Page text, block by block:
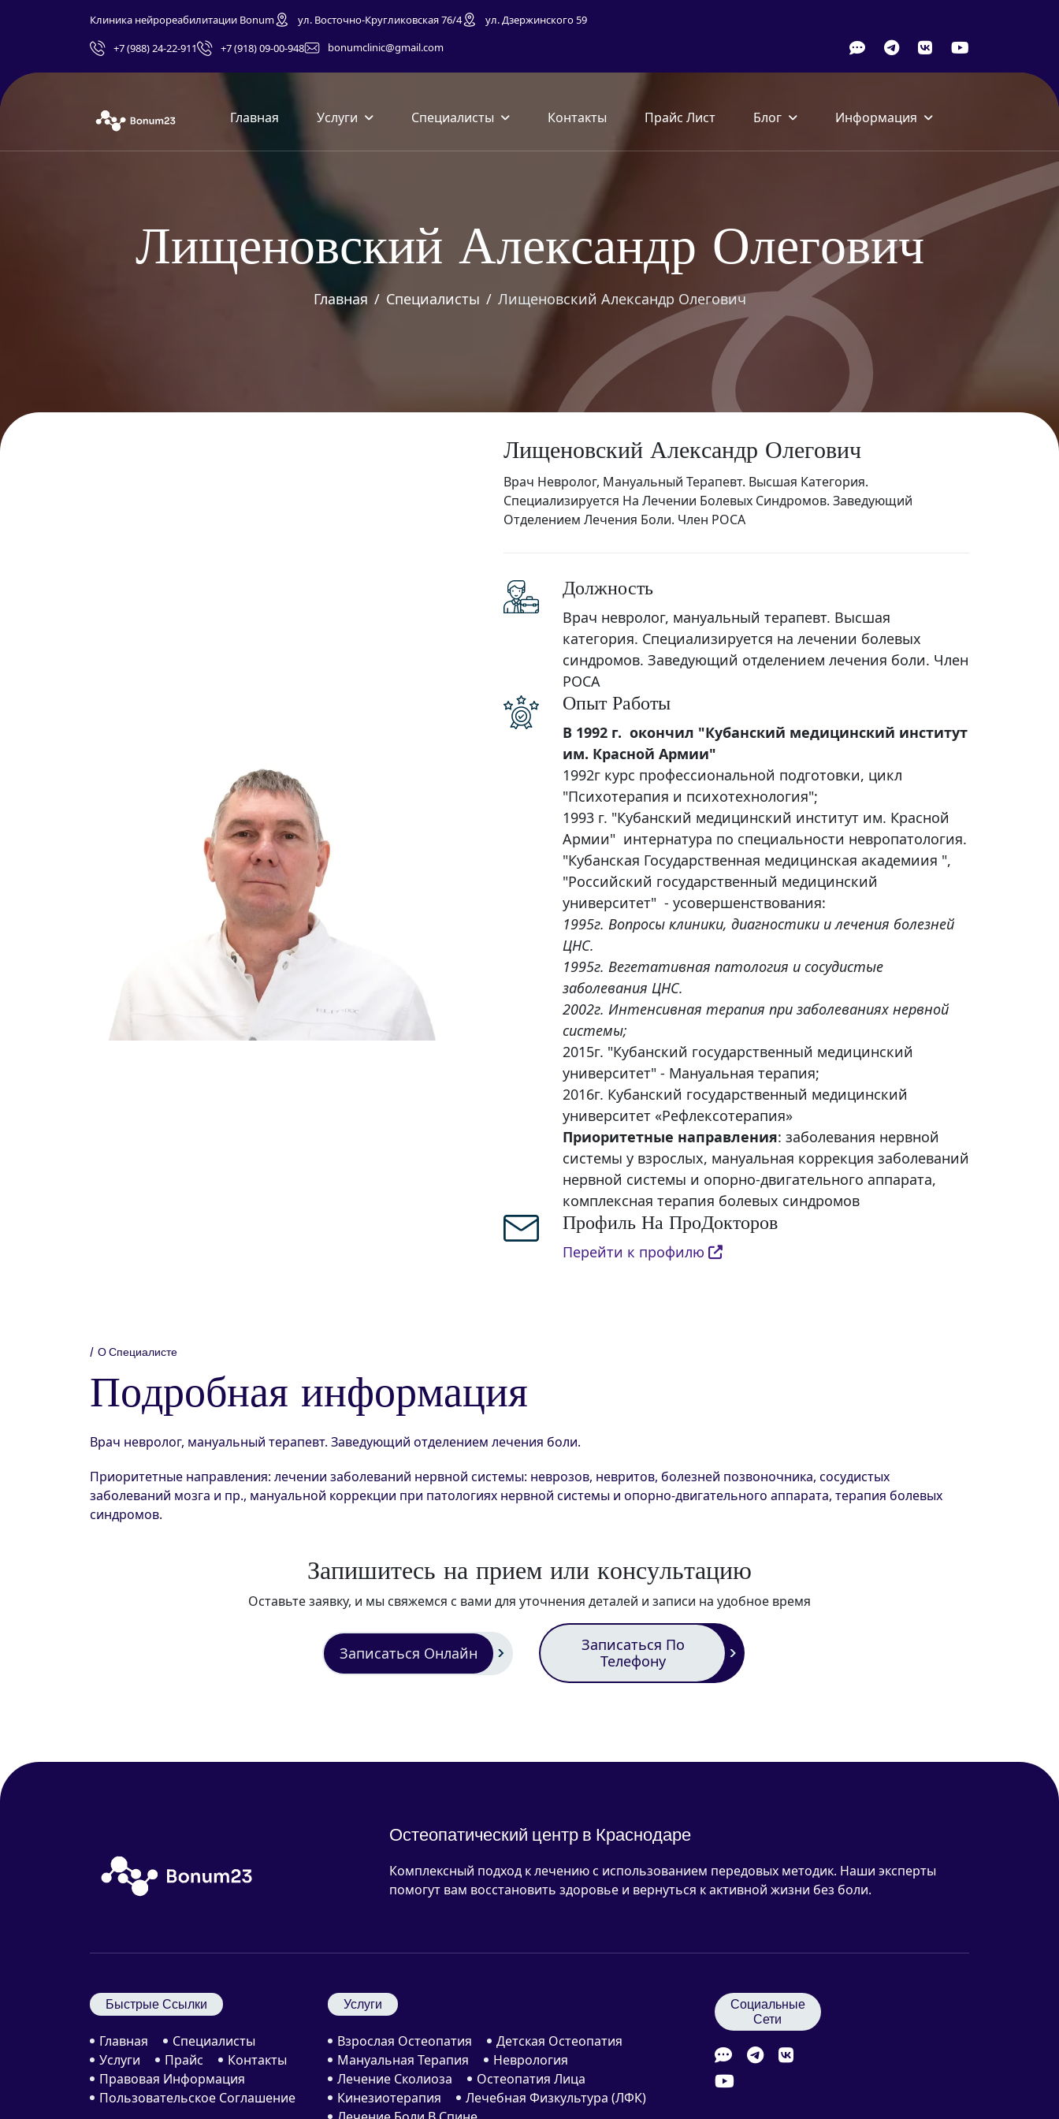
Клиника нейрореабилитации Bonum ул. Восточно-Кругликовская 76/4
ул. Дзержинского 59
+7 (988) 24-22-911
+7 (918) 09-00-948 bonumclinic@gmail.com
Главная Услуги Специалисты Контакты Прайс Лист Блог Информация
Лищеновский Александр Олегович
Главная Специалисты Лищеновский Александр Олегович
Лищеновский Александр Олегович
Врач Невролог, Мануальный Терапевт. Высшая Категория.
Специализируется На Лечении Болевых Синдромов. Заведующий
Отделением Лечения Боли. Член РОСА
Должность
Врач невролог, мануальный терапевт. Высшая
категория. Специализируется на лечении болевых
синдромов. Заведующий отделением лечения боли. Член
РОСА
Опыт Работы
В 1992 г. окончил "Кубанский медицинский институт
им. Красной Армии"
1992г курс профессиональной подготовки, цикл
"Психотерапия и психотехнология";
1993 г. "Кубанский медицинский институт им. Красной
Армии" интернатура по специальности невропатология.
"Кубанская Государственная медицинская академиия ",
"Российский государственный медицинский
университет" - усовершенствования:
1995г. Вопросы клиники, диагностики и лечения болезней
ЦНС.
1995г. Вегетативная патология и сосудистые
заболевания ЦНС.
2002г. Интенсивная терапия при заболеваниях нервной
системы;
2015г. "Кубанский государственный медицинский
университет" - Мануальная терапия;
2016г. Кубанский государственный медицинский
университет «Рефлексотерапия»
Приоритетные направления: заболевания нервной
системы у взрослых, мануальная коррекция заболеваний
нервной системы и опорно-двигательного аппарата,
комплексная терапия болевых синдромов
Профиль На ПроДокторов
Перейти к профилю
О Специалисте
Подробная информация
Врач невролог, мануальный терапевт. Заведующий отделением лечения боли.
Приоритетные направления: лечении заболеваний нервной системы: неврозов, невритов, болезней позвоночника, сосудистых
заболеваний мозга и пр., мануальной коррекции при патологиях нервной системы и опорно-двигательного аппарата, терапия болевых
синдромов.
Запишитесь на прием или консультацию
Оставьте заявку, и мы свяжемся с вами для уточнения деталей и записи на удобное время
Записаться Онлайн
Записаться По
Телефону
Остеопатический центр в Краснодаре
Комплексный подход к лечению с использованием передовых методик. Наши эксперты
помогут вам восстановить здоровье и вернуться к активной жизни без боли.
Быстрые Ссылки
Главная
Специалисты
Услуги
Прайс
Контакты
Правовая Информация
Пользовательское Соглашение
Услуги
Взрослая Остеопатия
Детская Остеопатия
Мануальная Терапия
Неврология
Лечение Сколиоза
Остеопатия Лица
Кинезиотерапия
Лечебная Физкультура (ЛФК)
Социальные
Сети